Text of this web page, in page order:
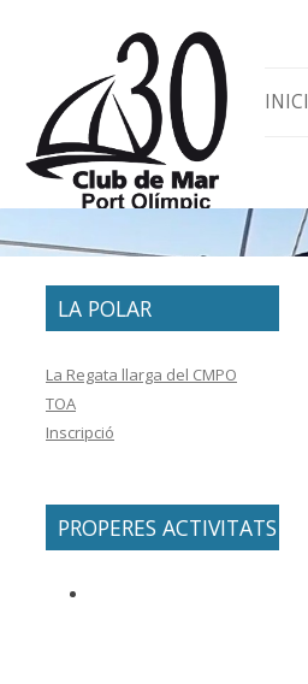
INICI
LA POLAR
La Regata llarga del CMPO
TOA
Inscripció
PROPERES ACTIVITATS